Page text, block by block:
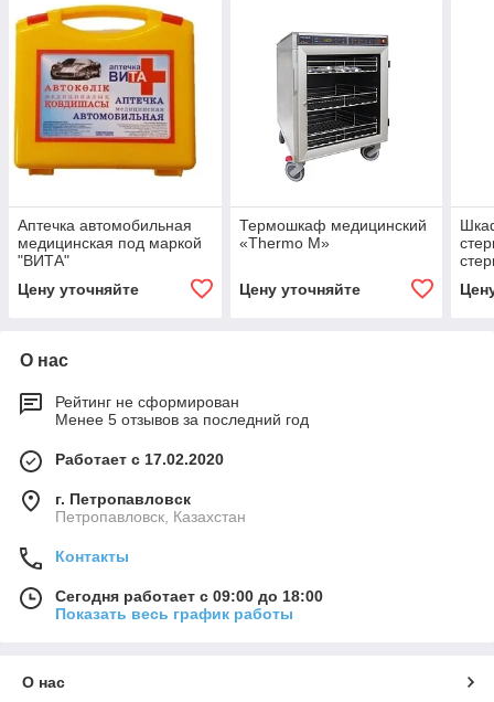
Аптечка автомобильная
медицинская под маркой
"ВИТА"
Цену уточняйте
Термошкаф медицинский
«Thermo M»
Цену уточняйте
О нас
Рейтинг не сформирован
Менее 5 отзывов за последний год
Работает с 17.02.2020
г. Петропавловск
Петропавловск, Казахстан
Контакты
Сегодня работает с 09:00 до 18:00
Показать весь график работы
О нас